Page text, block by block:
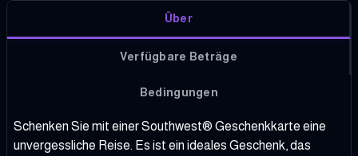
Über
Verfügbare Beträge
Bedingungen
Schenken Sie mit einer Southwest® Geschenkkarte eine
unvergessliche Reise. Es ist ein ideales Geschenk, das